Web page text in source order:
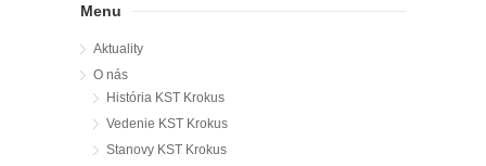
Menu
Aktuality
O nás
História KST Krokus
Vedenie KST Krokus
Stanovy KST Krokus